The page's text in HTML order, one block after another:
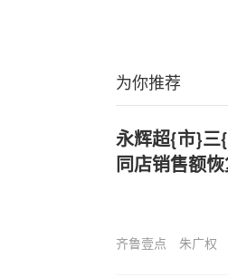
为你推荐
永辉超{市}三
同店销售额
齐鲁壹点 朱广权